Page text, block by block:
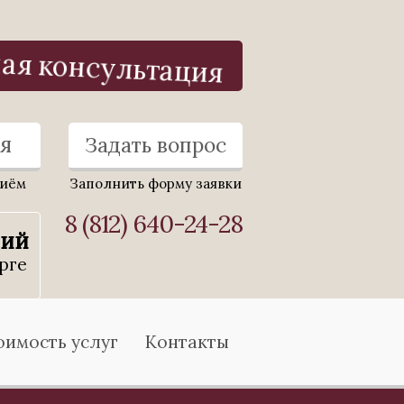
консультация
Задать вопрос
Заполнить форму заявки
8 (812) 640-24-28
услуг Контакты